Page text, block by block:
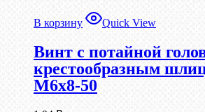
В корзину Quick View
Винт с потайной
крестообразным
М6х8-50